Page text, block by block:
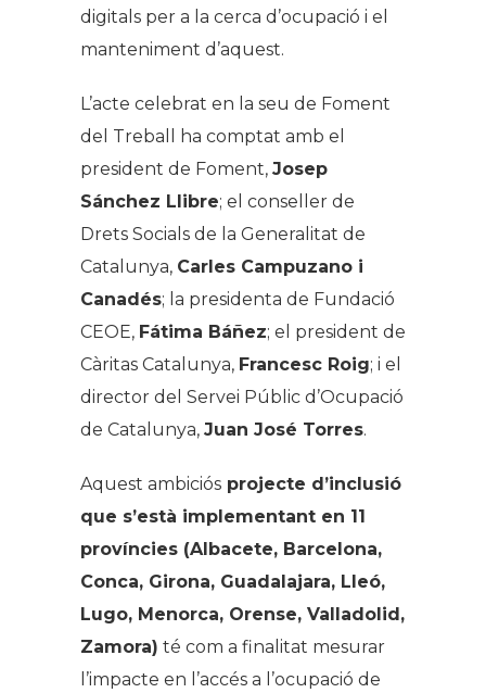
digitals per a la cerca d’ocupació i el
manteniment d’aquest.
L’acte celebrat en la seu de Foment
del Treball ha comptat amb el
president de Foment, Josep
Sánchez Llibre; el conseller de
Drets Socials de la Generalitat de
Catalunya, Carles Campuzano i
Canadés; la presidenta de Fundació
CEOE, Fátima Báñez; el president de
Càritas Catalunya, Francesc Roig; i el
director del Servei Públic d’Ocupació
de Catalunya, Juan José Torres.
Aquest ambiciós projecte d’inclusió
que s’està implementant en 11
províncies (Albacete, Barcelona,
Conca, Girona, Guadalajara, Lleó,
Lugo, Menorca, Orense, Valladolid,
Zamora) té com a finalitat mesurar
l’impacte en l’accés a l’ocupació de